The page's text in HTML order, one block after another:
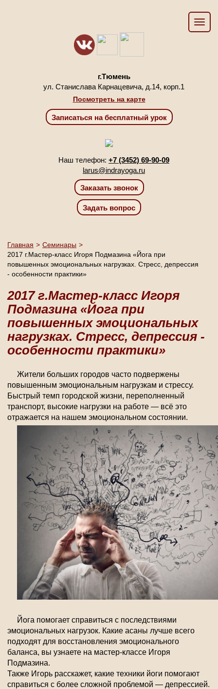
г.Тюмень
ул. Станислава Карнацевича, д.14, корп.1
Посмотреть на карте
Наш телефон: +7 (3452) 69-90-09
larus@indrayoga.ru
Главная > Семинары >
2017 г.Мастер-класс Игоря Подмазина «Йога при
повышенных эмоциональных нагрузках. Стресс, депрессия
- особенности практики»
2017 г.Мастер-класс Игоря
Подмазина «Йога при
повышенных эмоциональных
нагрузках. Стресс, депрессия -
особенности практики»
Жители больших городов часто подвержены
повышенным эмоциональным нагрузкам и стрессу.
Быстрый темп городской жизни, переполненный
транспорт, высокие нагрузки на работе — всё это
отражается на нашем эмоциональном состоянии.
Йога помогает справиться с последствиями
эмоциональных нагрузок. Какие асаны лучше всего
подходят для восстановления эмоционального
баланса, вы узнаете на мастер-классе Игоря
Подмазина.
Также Игорь расскажет, какие техники йоги помогают
справиться с более сложной проблемой — депрессией.